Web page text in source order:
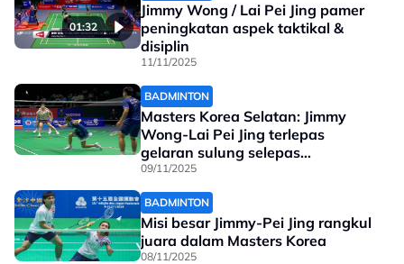
01:32
Jimmy Wong / Lai Pei Jing pamer
peningkatan aspek taktikal &
disiplin
11/11/2025
BADMINTON
Masters Korea Selatan: Jimmy
Wong-Lai Pei Jing terlepas
gelaran sulung selepas
tentangan hebat
09/11/2025
BADMINTON
Misi besar Jimmy-Pei Jing rangkul
juara dalam Masters Korea
08/11/2025